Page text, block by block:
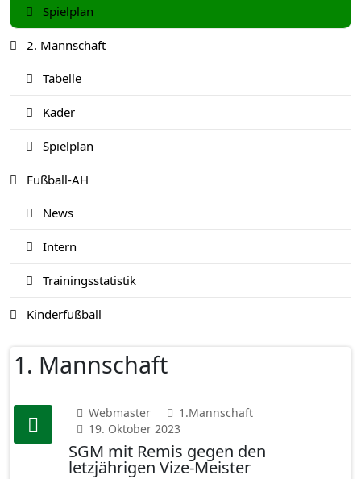
Spielplan
2. Mannschaft
Tabelle
Kader
Spielplan
Fußball-AH
News
Intern
Trainingsstatistik
Kinderfußball
1. Mannschaft
Webmaster
1.Mannschaft
19. Oktober 2023
SGM mit Remis gegen den
letzjährigen Vize-Meister